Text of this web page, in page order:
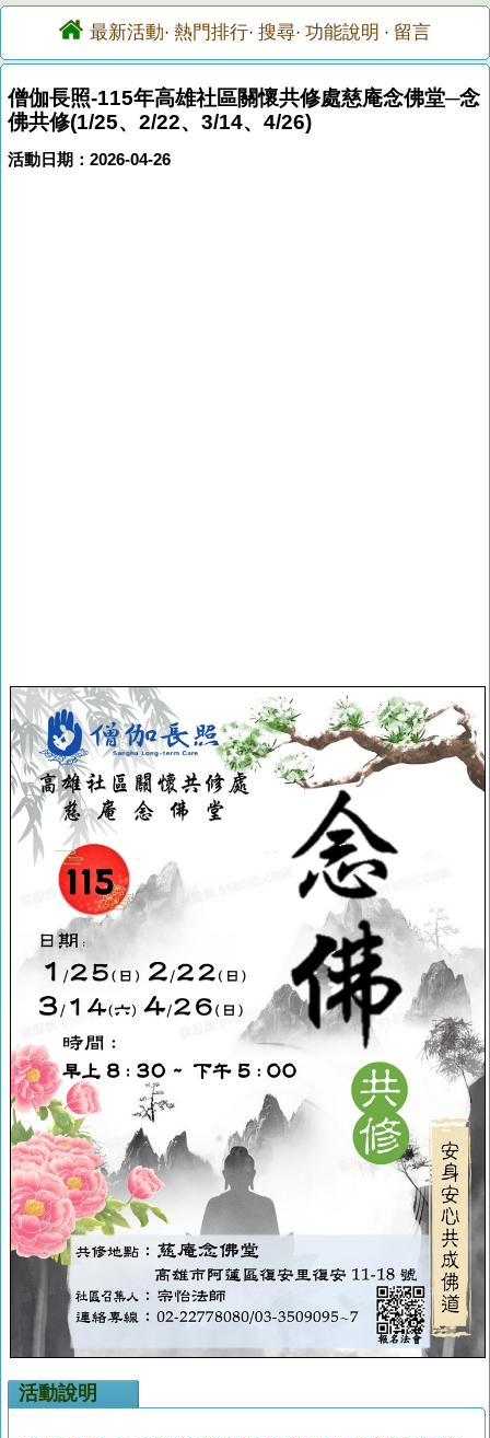
最新活動· 熱門排行· 搜尋· 功能說明 · 留言
僧伽長照-115年高雄社區關懷共修處慈庵念佛堂─念
佛共修(1/25、2/22、3/14、4/26)
活動日期：2026-04-26
活動說明